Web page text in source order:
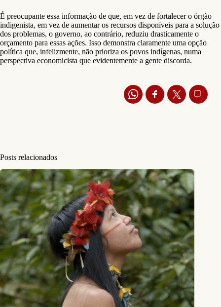
É preocupante essa informação de que, em vez de fortalecer o órgão
indigenista, em vez de aumentar os recursos disponíveis para a solução
dos problemas, o governo, ao contrário, reduziu drasticamente o
orçamento para essas ações. Isso demonstra claramente uma opção
política que, infelizmente, não prioriza os povos indígenas, numa
perspectiva economicista que evidentemente a gente discorda.
Posts relacionados